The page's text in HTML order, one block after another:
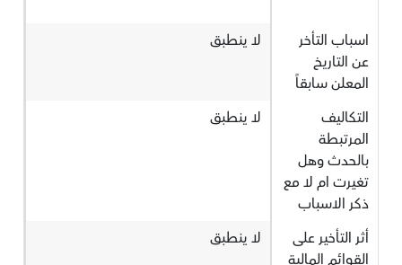
اسباب التأخر
عن التاريخ
المعلن سابقاً
لا ينطبق
التكاليف
المرتبطة
بالحدث وهل
تغيرت ام لا مع
ذكر الاسباب
لا ينطبق
أثر التأخير على
القوائم المالية
لا ينطبق